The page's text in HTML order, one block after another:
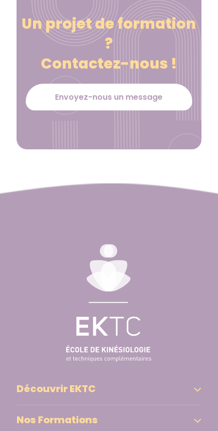
Un projet de formation
?
Contactez-nous !
Envoyez-nous un message
Découvrir EKTC
Nos Formations